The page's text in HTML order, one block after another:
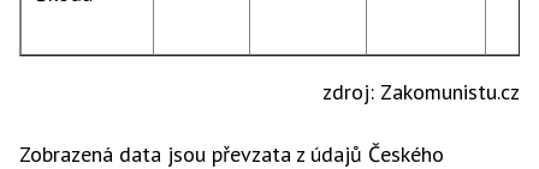
zdroj: Zakomunistu.cz
Zobrazená data jsou převzata z údajů Českého